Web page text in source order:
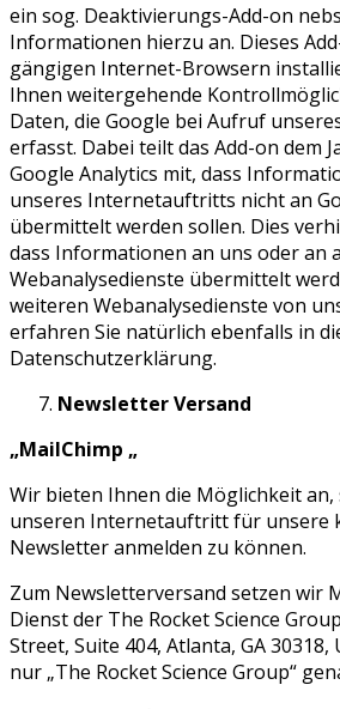
ein sog. Deaktivierungs-Add-on
Informationen hierzu an. Dieses
gängigen Internet-Browsern
Ihnen weitergehende
Daten, die Google bei Aufruf
erfasst. Dabei teilt das Add-on dem
Google Analytics mit, dass
unseres Internetauftritts nicht an
übermittelt werden sollen. Dies
dass Informationen an uns oder an
Webanalysedienste übermittelt
weiteren Webanalysedienste von
erfahren Sie natürlich ebenfalls in
Datenschutzerklärung.
Newsletter Versand
„MailChimp „
Wir bieten Ihnen die Möglichkeit
unseren Internetauftritt für unsere
Newsletter anmelden zu können.
Zum Newsletterversand setzen wir
Dienst der The Rocket Science
Street, Suite 404, Atlanta, GA 30318,
nur „The Rocket Science Group“